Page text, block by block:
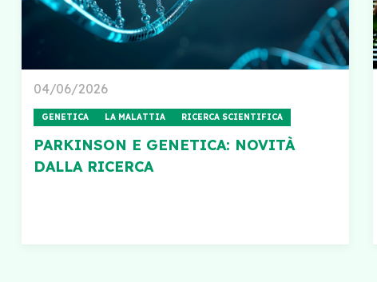
04/06/2026
GENETICA LA MALATTIA RICERCA SCIENTIFICA
PARKINSON E GENETICA: NOVITÀ
DALLA RICERCA